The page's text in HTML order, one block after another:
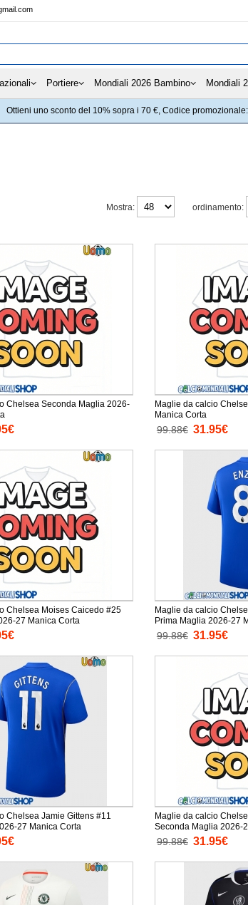
Portiere Mondiali 2026 Bambino Mondiali
Ottieni uno sconto del 10% sopra i 70 €, Codice
ordinamento:
Mostra:
Chelsea Seconda Maglia 2026-
Maglie da calcio
Manica Corta
99.88€ 31.95€
Chelsea Moises Caicedo #25
27 Manica Corta
Maglie da calcio
Prima Maglia 2026-27
99.88€ 31.95€
Chelsea Jamie Gittens #11
27 Manica Corta
Maglie da calcio
Seconda Maglia 2026-
99.88€ 31.95€